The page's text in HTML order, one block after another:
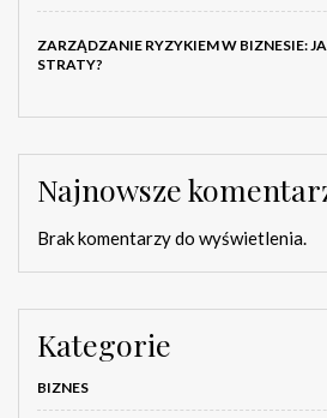
ZARZĄDZANIE RYZYKIEM W BIZNESIE:
STRATY?
Najnowsze
Brak komentarzy do wyświetlenia.
Kategorie
BIZNES